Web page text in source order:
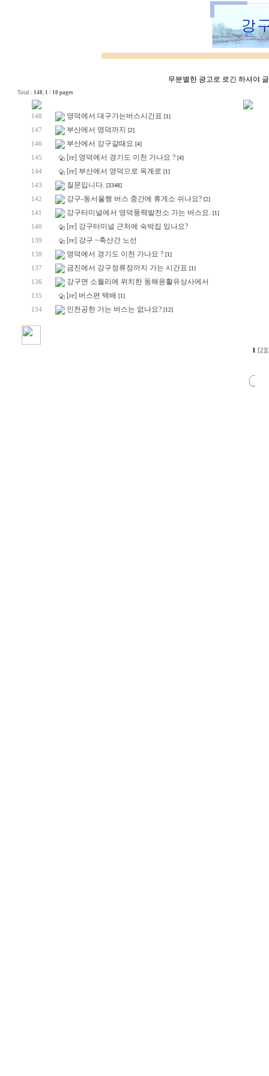
무분별한 광고로 로긴 하셔야
Total : 148, 1 / 10 pages
148 영덕에서 대구가는버스시간표 [1]
147 부산에서 영덕까지 [2]
146 부산에서 강구갈때요 [4]
145 [re] 영덕에서 경기도 이천 가나요 ? [4]
144 [re] 부산에서 영덕으로 옥계로 [1]
143 질문입니다. [3348]
142 강구-동서울행 버스 중간에 휴게소 쉬나요? [2]
141 강구터미널에서 영덕풍력발전소 가는 버스요. [1]
140 [re] 강구터미널 근처에 숙박집 있나요?
139 [re] 강구 ~축산간 노선
138 영덕에서 경기도 이천 가나요 ? [1]
137 금진에서 강구정류장까지 가는 시간표 [1]
136 강구면 소월리에 위치한 동해윤활유상사에서
135 [re] 버스편 택배 [1]
134 인천공한 가는 버스는 없나요? [12]
1 [2]